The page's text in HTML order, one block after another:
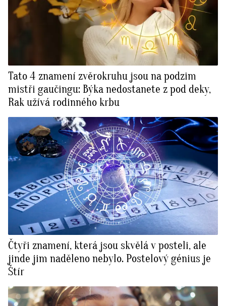
Tato 4 znamení zvěrokruhu jsou na podzim
mistři gaučingu: Býka nedostanete z pod deky,
Rak užívá rodinného krbu
Čtyři znamení, která jsou skvělá v posteli, ale
jinde jim naděleno nebylo. Postelový génius je
Štír